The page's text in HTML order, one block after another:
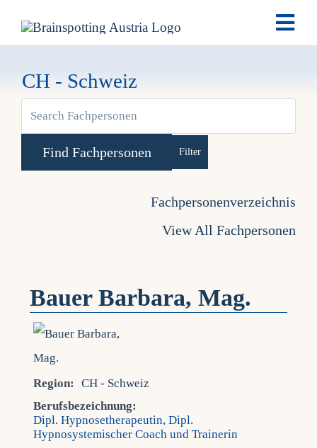
CH - Schweiz
View
Larger
Fachpersonenverzeichnis
View All Fachpersonen
Bauer Barbara, Mag.
Region:
CH - Schweiz
Berufsbezeichnung:
Dipl. Hypnosetherapeutin, Dipl.
Hypnosystemischer Coach und Trainerin